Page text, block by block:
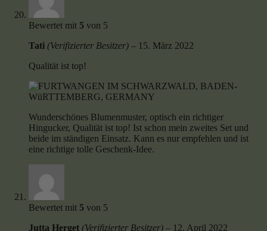
Bewertet mit 5 von 5
Tati (Verifizierter Besitzer) – 15. März 2022
Qualität ist top!
Wunderschönes Blumenmuster, optisch ein richtiger
Hingucker, Qualität ist top! Ist schon mein zweites Set und
beide im ständigen Einsatz. Kann es nur empfehlen und ist
eine richtige tolle Geschenk-Idee.
Bewertet mit 5 von 5
Jutta Herget (Verifizierter Besitzer) – 12. April 2022